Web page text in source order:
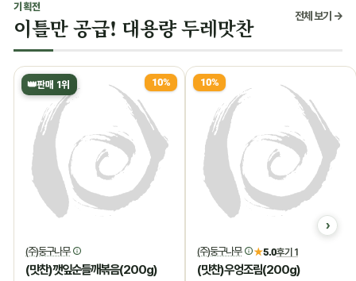
기획전
이틀만 공급! 대용량 두레맛찬 전체 보기 →
👑판매 1위 10%
(주)둥구나무
(맛찬)깻잎순들깨볶음(200g)
10%
(주)둥구나무 ★5.0후기 1
(맛찬)우엉조림(200g)